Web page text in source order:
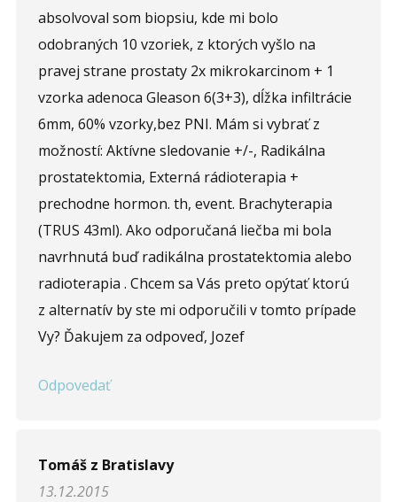
absolvoval som biopsiu, kde mi bolo
odobraných 10 vzoriek, z ktorých vyšlo na
pravej strane prostaty 2x mikrokarcinom + 1
vzorka adenoca Gleason 6(3+3), dĺžka infiltrácie
6mm, 60% vzorky,bez PNI. Mám si vybrať z
možností: Aktívne sledovanie +/-, Radikálna
prostatektomia, Externá rádioterapia +
prechodne hormon. th, event. Brachyterapia
(TRUS 43ml). Ako odporučaná liečba mi bola
navrhnutá buď radikálna prostatektomia alebo
radioterapia . Chcem sa Vás preto opýtať ktorú
z alternatív by ste mi odporučili v tomto prípade
Vy? Ďakujem za odpoveď, Jozef
Odpovedať
Tomáš z Bratislavy
13.12.2015